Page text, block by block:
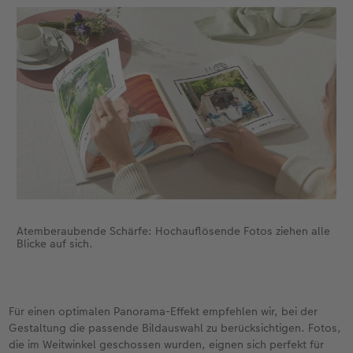
Atemberaubende Schärfe: Hochauflösende Fotos ziehen alle
Blicke auf sich.
Für einen optimalen Panorama-Effekt empfehlen wir, bei der
Gestaltung die passende Bildauswahl zu berücksichtigen. Fotos,
die im Weitwinkel geschossen wurden, eignen sich perfekt für